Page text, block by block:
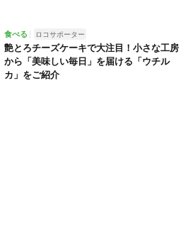
食べる ロコサポーター
艶とろチーズケーキで大注目！小さな工房
から「美味しい毎日」を届ける「ウチル
カ」をご紹介